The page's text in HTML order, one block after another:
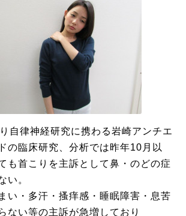
自律神経研究に携わる岩崎アンチエ
の臨床研究、分析では昨年10月以
も首こりを主訴として鼻・のどの症
い。
い・多汗・搔痒感・睡眠障害・息苦
ない等の主訴が急増しており